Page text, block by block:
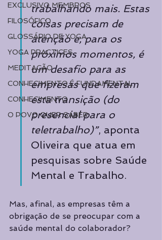
EXCLUSIVO MEMBROS
FILOSÓFICO
GLOSSÁRIO DE YOGA
YOGA PRACTICES
MEDITAÇÃO
CONHECIMENTO É FUNDAMENTAL
CONHECIMENTO
O POVO QUER SABER
trabalhando mais. Estas
coisas precisam de
atenção e, para os
próximos momentos, é
um desafio para as
empresas que fizeram
esta transição (do
presencial para o
teletrabalho)”, aponta
Oliveira que atua em
pesquisas sobre Saúde
Mental e Trabalho.
Mas, afinal, as empresas têm a
obrigação de se preocupar com a
saúde mental do colaborador?